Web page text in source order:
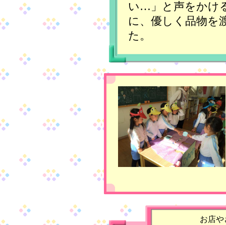
い…」と声をかけ
に、優しく品物を
た。
お店